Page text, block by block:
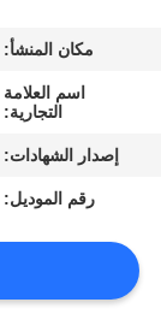
الجودة
اطلب
اقتباس
مكان المنشأ:
اسم العلامة
التجارية:
إصدار الشهادات:
رقم الموديل: